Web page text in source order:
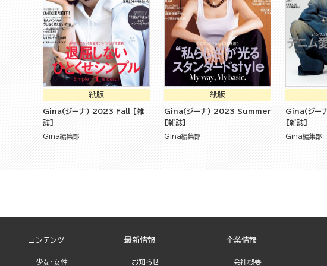
紙版
Gina(ジーナ) 2023 Fall [雑
誌]
Gina編集部
紙版
Gina(ジーナ) 2023 Summer
[雑誌]
Gina編集部
Gina(ジー
[雑誌]
Gina編集部
コンテンツ
少女・女性
最新情報
お知らせ
企業情報
会社概要